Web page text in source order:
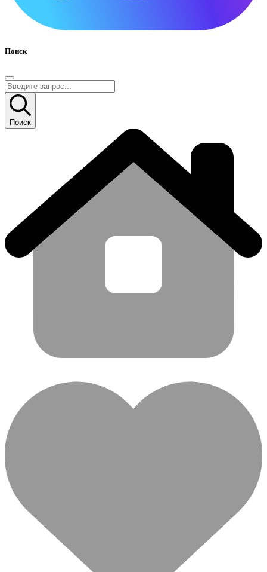
Поиск
Поиск